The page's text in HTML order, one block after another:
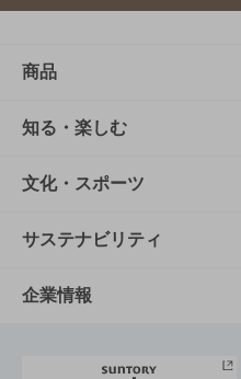
商品
商品TOP
商品一覧
商品発売情報
栄養成分一覧
知る・楽しむ
知る・楽しむTOP
キャンペーン
工場見学
文化・スポーツ
文化・スポーツTOP
サントリーホール
サステナビリティ
サステナビリティTOP
企業情報